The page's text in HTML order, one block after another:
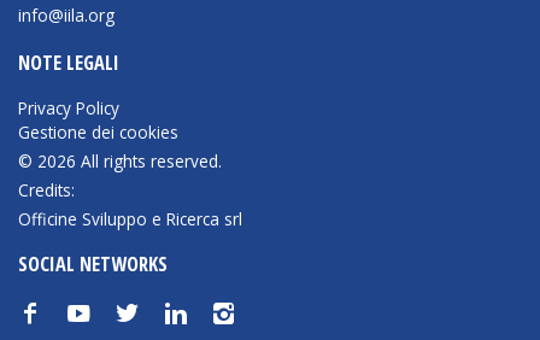
info@iila.org
NOTE LEGALI
Privacy Policy
Gestione dei cookies
© 2026 All rights reserved.
Credits:
Officine Sviluppo e Ricerca srl
SOCIAL NETWORKS
f y t n i